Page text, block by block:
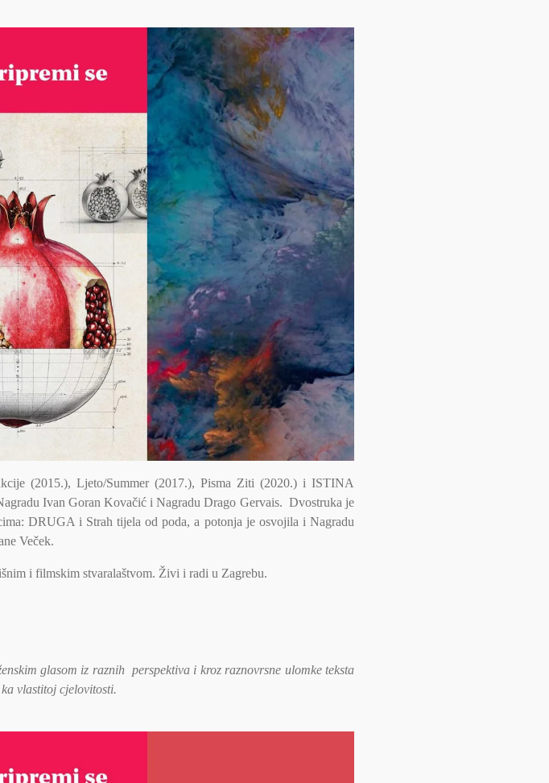
(2015.), Ljeto/Summer (2017.), Pisma Ziti (2020.) i ISTINA
Ivan Goran Kovačić i Nagradu Drago Gervais. Dvostruka je
DRUGA i Strah tijela od poda, a potonja je osvojila i Nagradu
Veček.
i filmskim stvaralaštvom. Živi i radi u Zagrebu.
glasom iz raznih perspektiva i kroz raznovrsne ulomke teksta
vlastitoj cjelovitosti.